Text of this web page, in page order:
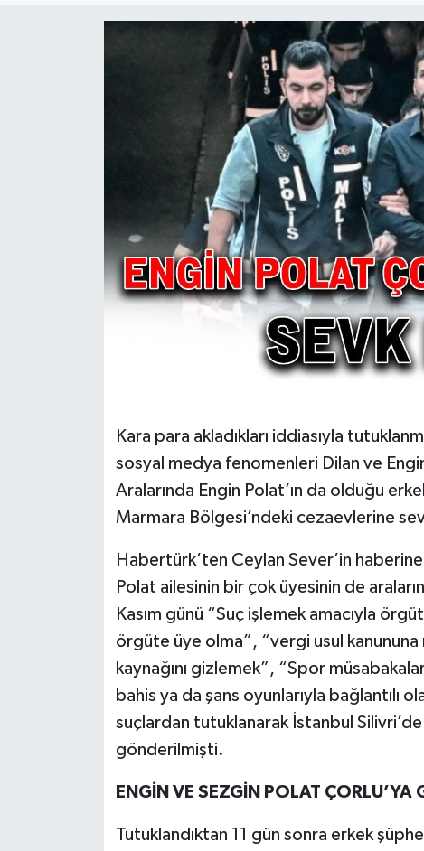
Kara para akladıkları iddiasıyla
sosyal medya fenomenleri Dilan ve
Aralarında Engin Polat’ın da olduğu
Marmara Bölgesi’ndeki cezaevlerine
Habertürk’ten Ceylan Sever’in
Polat ailesinin bir çok üyesinin de
Kasım günü “Suç işlemek amacıyla
örgüte üye olma”, “vergi usul
kaynağını gizlemek”, “Spor
bahis ya da şans oyunlarıyla bağlantılı
suçlardan tutuklanarak İstanbul
gönderilmişti.
ENGİN VE SEZGİN POLAT ÇORLU’YA
Tutuklandıktan 11 gün sonra erkek